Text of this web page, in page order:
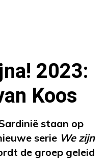
2023:
Koos
staan op
serie We zijn
de groep geleid